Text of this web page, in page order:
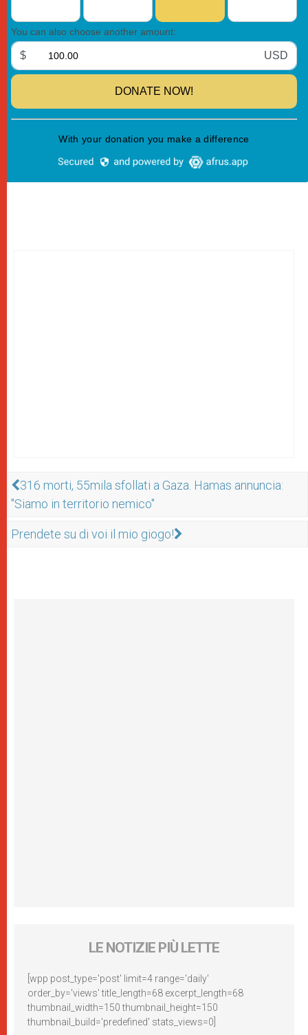
316 morti, 55mila sfollati a Gaza. Hamas annuncia:
"Siamo in territorio nemico"
Prendete su di voi il mio giogo!
LE NOTIZIE PIÙ LETTE
[wpp post_type='post' limit=4 range='daily'
order_by='views' title_length=68 excerpt_length=68
thumbnail_width=150 thumbnail_height=150
thumbnail_build='predefined' stats_views=0]